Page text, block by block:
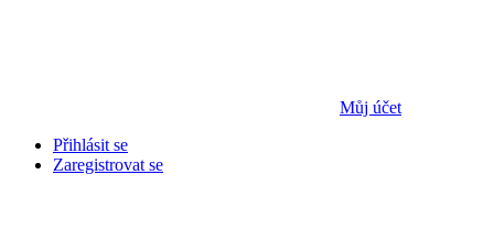
Můj účet
Přihlásit se
Zaregistrovat se